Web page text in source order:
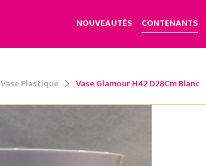
NOUVEAUTÉS CONTENANTS
Vase Plastique Vase Glamour H42 D28Cm Blanc